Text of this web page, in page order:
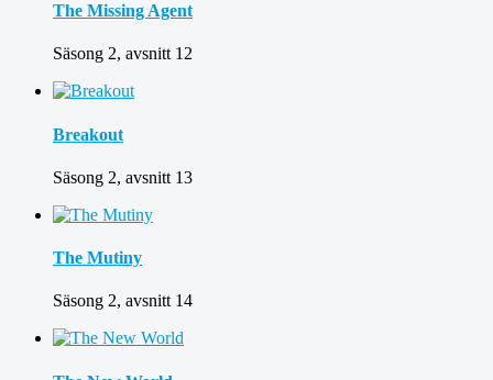
The Missing Agent
Säsong 2, avsnitt 12
Breakout
Säsong 2, avsnitt 13
The Mutiny
Säsong 2, avsnitt 14